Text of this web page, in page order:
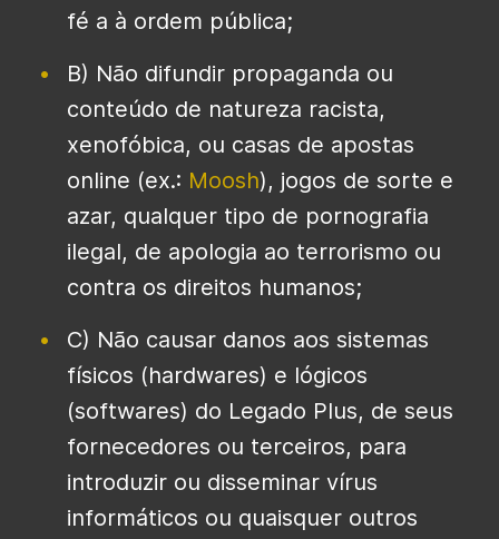
fé a à ordem pública;
B) Não difundir propaganda ou
conteúdo de natureza racista,
xenofóbica, ou casas de apostas
online (ex.: Moosh), jogos de sorte e
azar, qualquer tipo de pornografia
ilegal, de apologia ao terrorismo ou
contra os direitos humanos;
C) Não causar danos aos sistemas
físicos (hardwares) e lógicos
(softwares) do Legado Plus, de seus
fornecedores ou terceiros, para
introduzir ou disseminar vírus
informáticos ou quaisquer outros